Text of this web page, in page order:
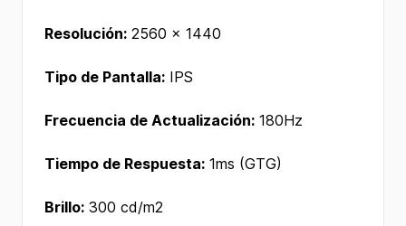
Resolución: 2560 x 1440
Tipo de Pantalla: IPS
Frecuencia de Actualización: 180Hz
Tiempo de Respuesta: 1ms (GTG)
Brillo: 300 cd/m2